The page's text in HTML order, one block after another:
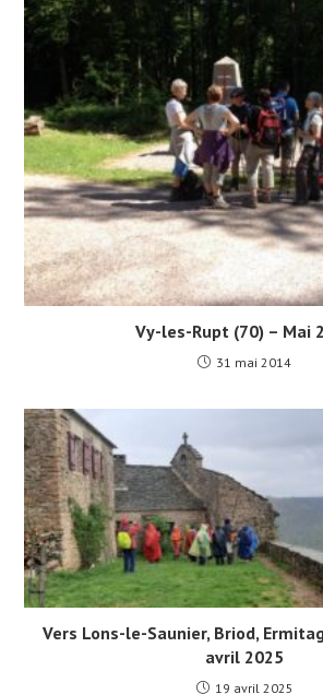
Vy-les-Rupt (70) – Mai
31 mai 2014
Vers Lons-le-Saunier, Briod,
avril 2025
19 avril 2025